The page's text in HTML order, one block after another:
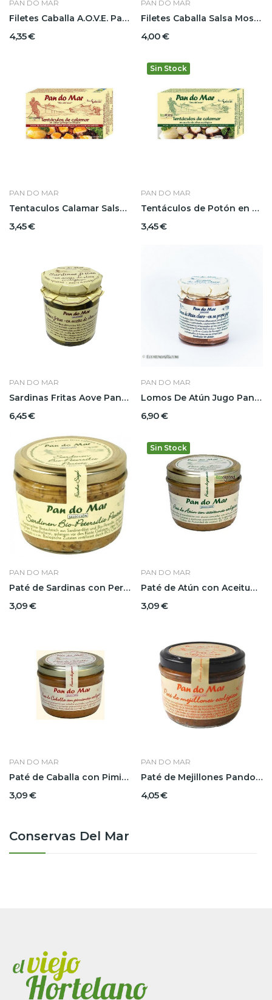
Conservas Del Mar
PAN DO MAR
Filetes Caballa A.O.V.E. Pandomar
4,35 €
PAN DO MAR
Filetes Caballa Salsa Mostaza Dijon Pandomar
4,00 €
PAN DO MAR
Tentaculos Calamar Salsa Gallega Pandomar
3,45 €
Sin Stock
PAN DO MAR
Tentáculos de Potón en Aceite Oliva Pandomar
3,45 €
PAN DO MAR
Sardinas Fritas Aove Pandomar
6,45 €
PAN DO MAR
Lomos De Atún Jugo Pandomar
6,90 €
PAN DO MAR
Paté de Sardinas con Perejil Pandomar
3,09 €
Sin Stock
PAN DO MAR
Paté de Atún con Aceitunas Pandomar
3,09 €
PAN DO MAR
Paté de Caballa con Pimientos Pandomar
3,09 €
PAN DO MAR
Paté de Mejillones Pandomar
4,05 €